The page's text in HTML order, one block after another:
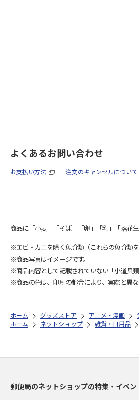
よくあるお問い合わせ
お支払い方法 注文のキャンセルについて
商品に「小麦」「そば」「卵」「乳」「落花
※エビ・カニを除く魚介類（これらの魚介類
※商品写真はイメージです。
※商品内容として記載されていない「小道具
※商品の色は、印刷の都合により、実際と異な
ホーム グッズストア アニメ・漫画
ホーム
ネットショップ 雑貨・日用品
郵便局のネットショップの特集・イベン